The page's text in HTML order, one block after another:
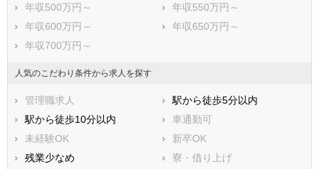
年収500万円～
年収550万円～
年収600万円～
年収650万円～
年収700万円～
人気のこだわり条件から求人を探す
管理職求人
駅から徒歩5分以内
駅から徒歩10分以内
車通勤可
未経験OK
新卒OK
残業少なめ
寮・借り上げ